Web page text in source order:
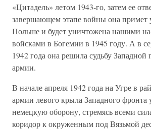
«Цитадель» летом 1943-го, затем ее
завершающем этапе войны она примет
Польше и будет уничтожена нашими
войсками в Богемии в 1945 году. А в
1942 года она решила судьбу
армии.
В начале апреля 1942 года на Угре в
армии левого крыла Западного фронта
немецкую оборону, стремясь всеми
коридор к окруженным под Вязьмой